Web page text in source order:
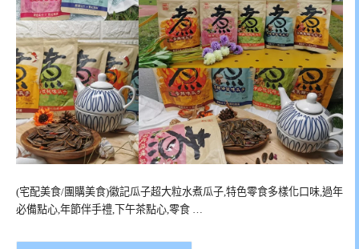
(宅配美食/團購美食)徽記瓜子超大粒水煮瓜子,特色零食多樣化口味,過年
必備點心,年節伴手禮,下午茶點心,零食 …